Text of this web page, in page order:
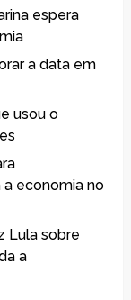
espera
a data em
usou o
a economia no
Lula sobre
a